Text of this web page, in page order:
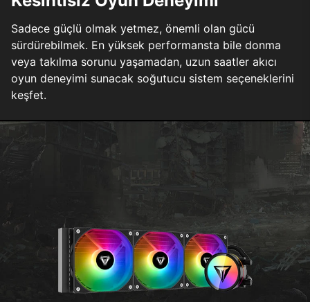
Sadece güçlü olmak yetmez, önemli olan gücü
sürdürebilmek. En yüksek performansta bile donma
veya takılma sorunu yaşamadan, uzun saatler akıcı
oyun deneyimi sunacak soğutucu sistem seçeneklerini
keşfet.